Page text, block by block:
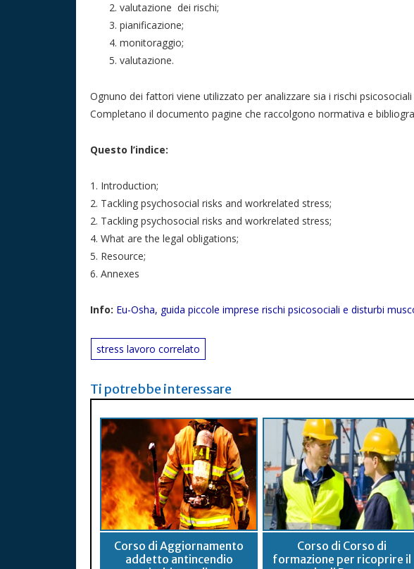
valutazione dei rischi;
pianificazione;
monitoraggio;
valutazione.
Ognuno dei fattori viene utilizzato per analizzare sia i rischi
Completano il documento pagine che raccolgono normativa e
Questo l’indice:
1. Introduction;
2. Tackling psychosocial risks and workrelated stress;
2. Tackling psychosocial risks and workrelated stress;
4. What are the legal obligations;
5. Resource;
6. Annexes
Info: Eu-Osha, guida piccole imprese rischi psicosociali e disturbi
stress lavoro correlato
Ti potrebbe interessare
Corso di Aggiornamento
addetto antincendio
Corso di Corso di
formazione per ricoprire il